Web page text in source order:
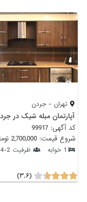
تهران - جردن
آپارتمان مبله شیک در
کد آگهی: 99917
شروع قیمت: 2,700,000 تومان
1 خوابه ظرفیت 2-4 نفر
(۳.۶)